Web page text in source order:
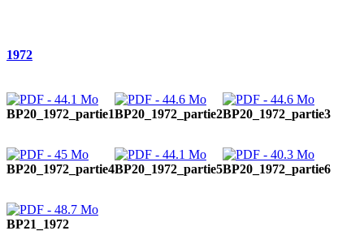
1972
BP20_1972_partie1BP20_1972_partie2BP20_1972_partie3
BP20_1972_partie4BP20_1972_partie5BP20_1972_partie6
BP21_1972